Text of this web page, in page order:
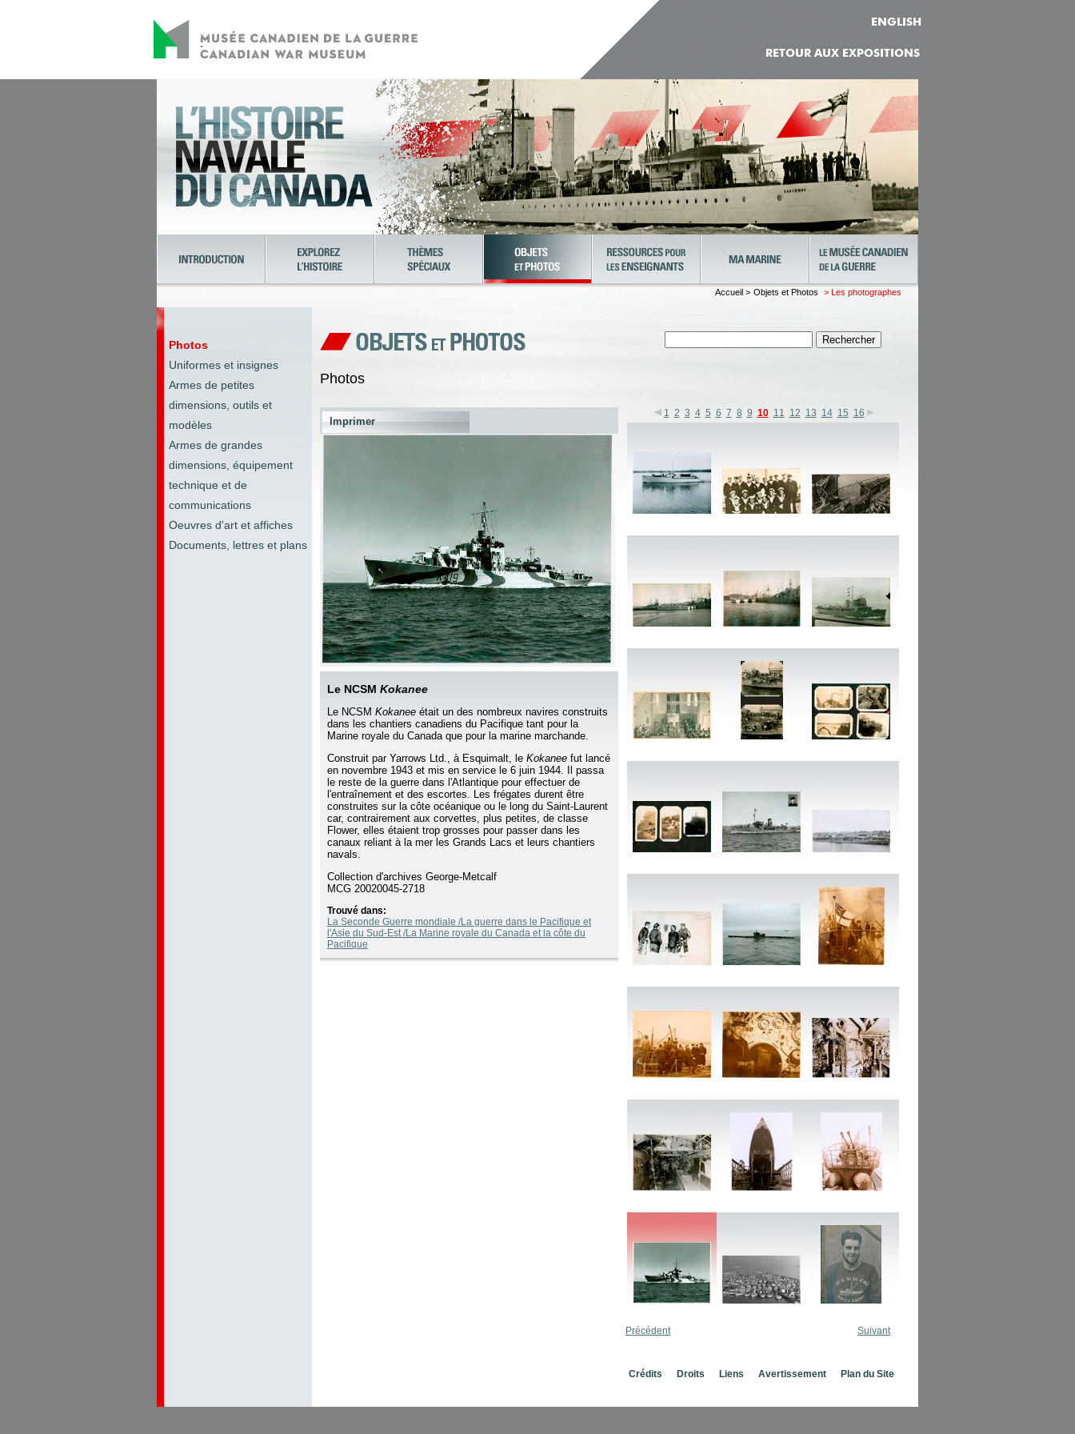
ENGLISH
RETOUR AUX EXPOSITIONS
Accueil > Objets et Photos > Les photographes
Photos
Uniformes et insignes
Armes de petites
dimensions, outils et
modèles
Armes de grandes
dimensions, équipement
technique et de
communications
Oeuvres d'art et affiches
Documents, lettres et plans
Photos
Imprimer
Le NCSM Kokanee
Le NCSM Kokanee était un des nombreux navires construits
dans les chantiers canadiens du Pacifique tant pour la
Marine royale du Canada que pour la marine marchande.
Construit par Yarrows Ltd., à Esquimalt, le Kokanee fut lancé
en novembre 1943 et mis en service le 6 juin 1944. Il passa
le reste de la guerre dans l'Atlantique pour effectuer de
l'entraînement et des escortes. Les frégates durent être
construites sur la côte océanique ou le long du Saint-Laurent
car, contrairement aux corvettes, plus petites, de classe
Flower, elles étaient trop grosses pour passer dans les
canaux reliant à la mer les Grands Lacs et leurs chantiers
navals.
Collection d'archives George-Metcalf
MCG 20020045-2718
Trouvé dans:
La Seconde Guerre mondiale /La guerre dans le Pacifique et
l'Asie du Sud-Est /La Marine royale du Canada et la côte du
Pacifique
1 2 3 4 5 6 7 8 9 10 11 12 13 14 15 16
Précédent Suivant
Crédits Droits Liens Avertissement Plan du Site